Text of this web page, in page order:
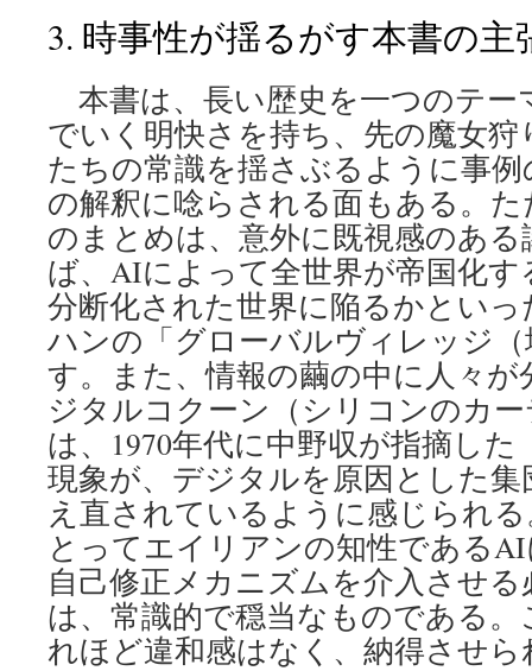
3. 時事性が揺るがす本書の主
本書は、長い歴史を一つのテー
でいく明快さを持ち、先の魔女
たちの常識を揺さぶるように事
の解釈に唸らされる面もある。
のまとめは、意外に既視感のあ
ば、AIによって全世界が帝国化
分断化された世界に陥るかとい
ハンの「グローバルヴィレッジ
す。また、情報の繭の中に人々
ジタルコクーン（シリコンのカ
は、1970年代に中野収が指摘し
現象が、デジタルを原因とした
え直されているように感じられ
とってエイリアンの知性である
自己修正メカニズムを介入させ
は、常識的で穏当なものである
れほど違和感はなく、納得させら